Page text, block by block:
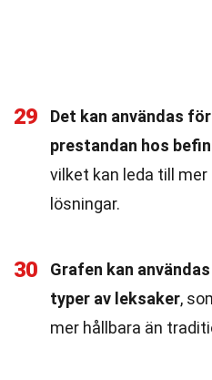
29
Det kan användas
prestandan hos
vilket kan leda till
lösningar.
30
Grafen kan
typer av leksaker,
mer hållbara än